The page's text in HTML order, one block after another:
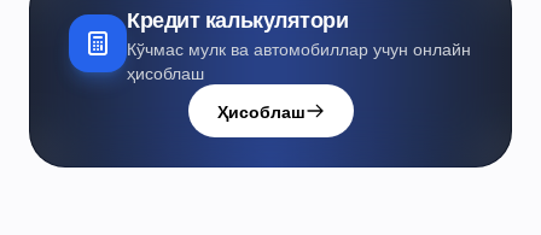
Кредит калькулятори
Кўчмас мулк ва автомобиллар учун онлайн
ҳисоблаш
Ҳисоблаш